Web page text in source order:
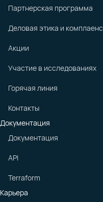
Партнерская программа
Деловая этика и комплаенс
Акции
Участие в исследованиях
Горячая линия
Контакты
Документация
Документация
API
Terraform
Карьера